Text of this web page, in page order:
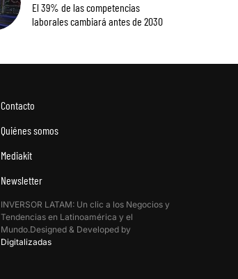
El 39% de las competencias
laborales cambiará antes de 2030
Contacto
Quiénes somos
Mediakit
Newsletter
INVERSOR LATAM: Un clic a los Negocios y
Tendencias en Latinoamérica y el
Mundo.Designed & Developed by
Digitalizadas